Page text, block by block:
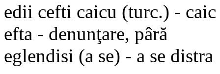
edii cefti caicu (turc.) - caic
efta - denunţare, pâră
eglendisi (a se) - a se distra